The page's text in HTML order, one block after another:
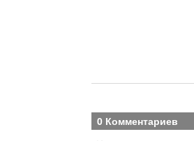
0 Комментариев